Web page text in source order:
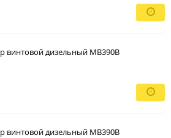
винтовой дизельный MB390B
винтовой дизельный MB390B